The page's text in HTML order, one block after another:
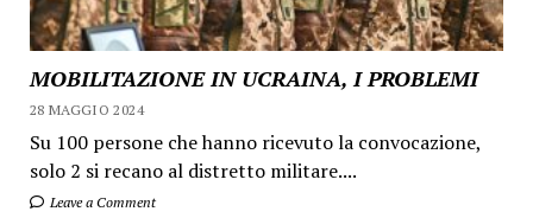
MOBILITAZIONE IN UCRAINA, I PROBLEMI
28 MAGGIO 2024
Su 100 persone che hanno ricevuto la convocazione,
solo 2 si recano al distretto militare....
Leave a Comment